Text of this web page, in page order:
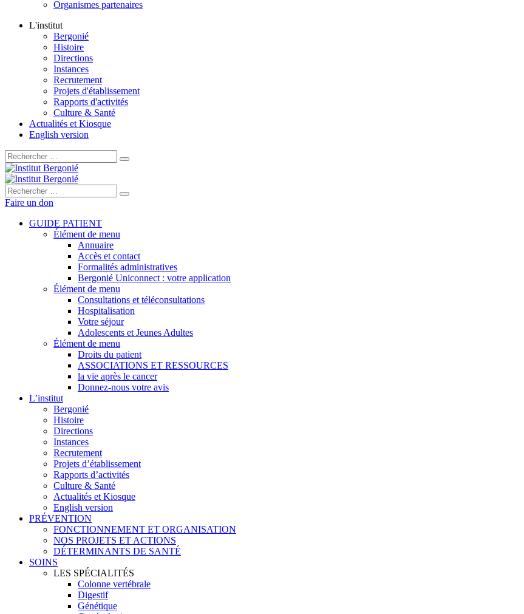
Organismes partenaires
L'institut
Bergonié
Histoire
Directions
Instances
Recrutement
Projets d'établissement
Rapports d'activités
Culture & Santé
Actualités et Kiosque
English version
Rechercher :
Rechercher :
Faire un don
GUIDE PATIENT
Élément de menu
Annuaire
Accès et contact
Formalités administratives
Bergonié Uniconnect : votre application
Élément de menu
Consultations et téléconsultations
Hospitalisation
Votre séjour
Adolescents et Jeunes Adultes
Élément de menu
Droits du patient
ASSOCIATIONS ET RESSOURCES
la vie après le cancer
Donnez-nous votre avis
L’institut
Bergonié
Histoire
Directions
Instances
Recrutement
Projets d’établissement
Rapports d’activités
Culture & Santé
Actualités et Kiosque
English version
PRÉVENTION
FONCTIONNEMENT ET ORGANISATION
NOS PROJETS ET ACTIONS
DÉTERMINANTS DE SANTÉ
SOINS
LES SPÉCIALITÉS
Colonne vertébrale
Digestif
Génétique